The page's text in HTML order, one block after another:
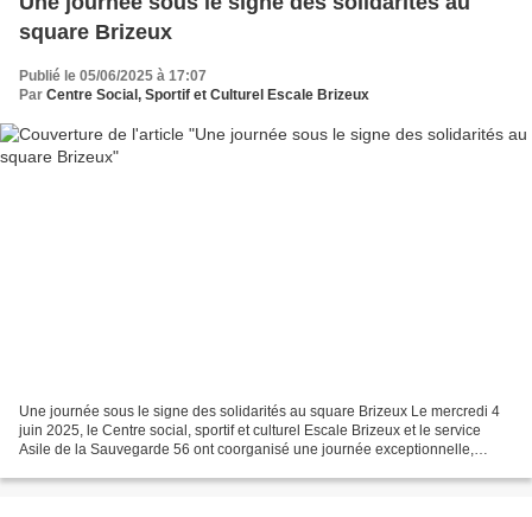
square Brizeux
Publié le 05/06/2025 à 17:07
Par Centre Social, Sportif et Culturel Escale Brizeux
Une journée sous le signe des solidarités au square Brizeux Le mercredi 4
juin 2025, le Centre social, sportif et culturel Escale Brizeux et le service
Asile de la Sauvegarde 56 ont coorganisé une journée exceptionnelle,